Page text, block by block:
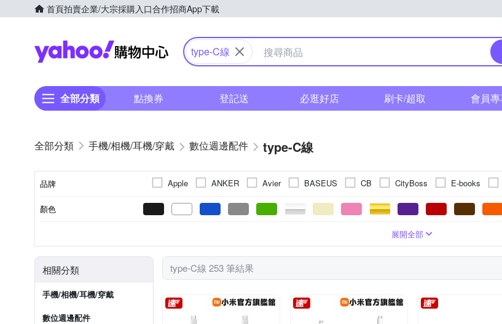
首頁拍賣企業/大宗採購入口合作招商App下載
Yahoo購物中心
type-C線
全部分類 點換券 登記送 必逛好店 刷卡/超取 會員
手機/相機/耳機/穿戴 數位週邊配件 type-C線
品牌 Apple ANKER Avier BASEUS CB CityBoss E-books
PHILIPS 飛利浦
POLYWELL RASTO RONEVER Xiaomi 小米
顏色
30cm
MFI認證 伸縮
其他接頭
展開全部
相關分類
手機/相機/耳機/穿戴
數位週邊配件
type-C線 253 筆結果